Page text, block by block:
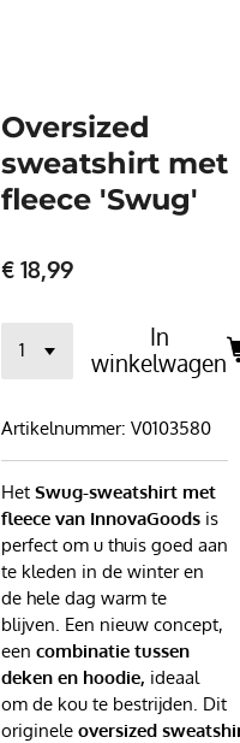
Oversized
sweatshirt met
fleece 'Swug'
€ 18,99
In
winkelwagen
Artikelnummer: V0103580
Het Swug-sweatshirt met
fleece van InnovaGoods is
perfect om u thuis goed aan
te kleden in de winter en
de hele dag warm te
blijven. Een nieuw concept,
een combinatie tussen
deken en hoodie, ideaal
om de kou te bestrijden. Dit
originele oversized